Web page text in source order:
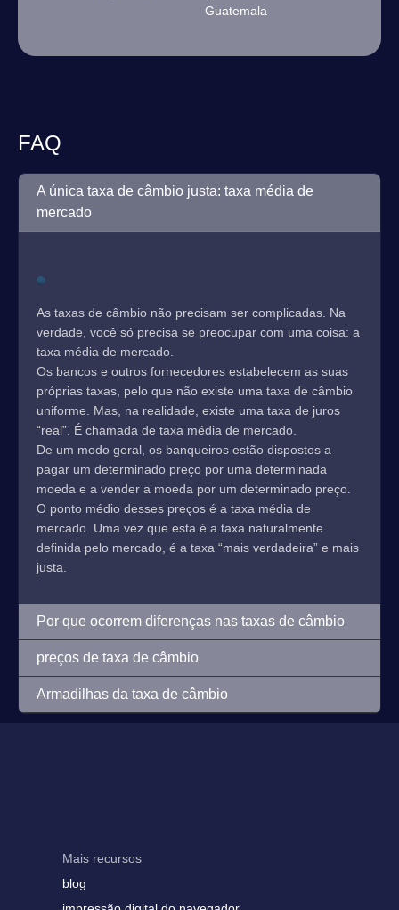
Guatemala
FAQ
A única taxa de câmbio justa: taxa média de
mercado
As taxas de câmbio não precisam ser complicadas. Na
verdade, você só precisa se preocupar com uma coisa: a
taxa média de mercado.
Os bancos e outros fornecedores estabelecem as suas
próprias taxas, pelo que não existe uma taxa de câmbio
uniforme. Mas, na realidade, existe uma taxa de juros
“real”. É chamada de taxa média de mercado.
De um modo geral, os banqueiros estão dispostos a
pagar um determinado preço por uma determinada
moeda e a vender a moeda por um determinado preço.
O ponto médio desses preços é a taxa média de
mercado. Uma vez que esta é a taxa naturalmente
definida pelo mercado, é a taxa “mais verdadeira” e mais
justa.
Por que ocorrem diferenças nas taxas de câmbio
preços de taxa de câmbio
Armadilhas da taxa de câmbio
Mais recursos
blog